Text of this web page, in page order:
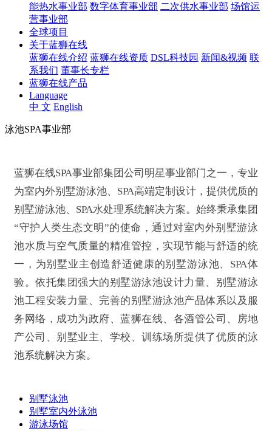
能热水事业部 数字体育事业部 二次供水事业部 场馆运
营事业部
全球项目
关于蓝狮在线
蓝狮在线介绍 蓝狮在线资质 DSL科技园 新闻&视频 联
系我们 董事长专栏
蓝狮在线产品
Language
中 文 English
泳池SPA事业部
蓝狮在线SPA事业部集团公司明星事业部门之一，专业
为室内外别墅游泳池、SPA高端定制设计，提供优质的
别墅游泳池、SPA水处理系统解决方案。始终秉承集团
“守护人类生态文明”的使命，通过对室内外别墅游泳
池水质与空气质量的精准管控，实现节能与舒适的统
一，为别墅业主创造舒适健康的别墅游泳池、SPA体
验。依托集团强大的别墅游泳池设计力量、别墅游泳
池工程安装力量、完善的别墅游泳池产品体系以及服
务网络，成功为政府、蓝狮在线、各酒管公司、房地
产公司、别墅业主、学校、训练场所提供了优质的泳
池系统解决方案。
别墅泳池
别墅室内外泳池
游泳场馆